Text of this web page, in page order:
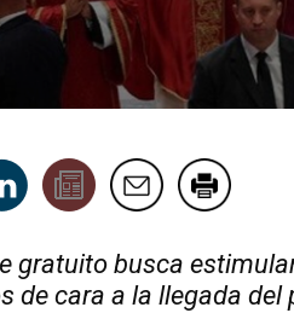
gratuito busca
de cara a la llegada del